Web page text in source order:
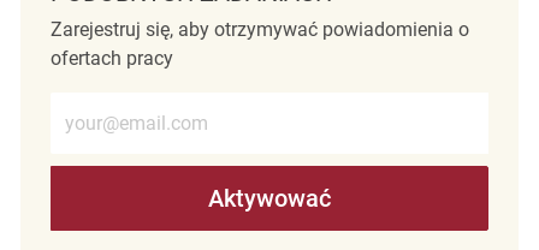
Zarejestruj się, aby otrzymywać powiadomienia o
ofertach pracy
Aktywować